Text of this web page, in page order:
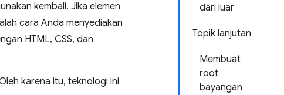
dari luar
Topik lanjutan
Membuat
root
bayangan
kembali. Jika elemen
cara Anda menyediakan
HTML, CSS, dan
karena itu, teknologi ini